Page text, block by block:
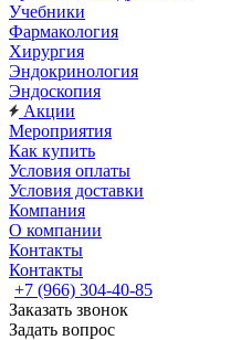
Учебники
Фармакология
Хирургия
Эндокринология
Эндоскопия
Акции
Мероприятия
Как купить
Условия оплаты
Условия доставки
Компания
О компании
Контакты
Контакты
+7 (966) 304-40-85
Заказать звонок
Задать вопрос